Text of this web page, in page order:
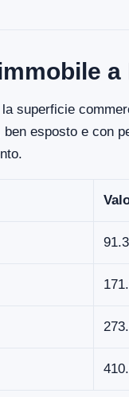
a
superficie
esposto e con